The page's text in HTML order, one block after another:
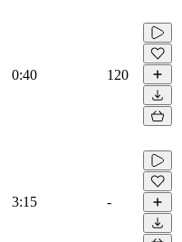
0:40 120
3:15 -